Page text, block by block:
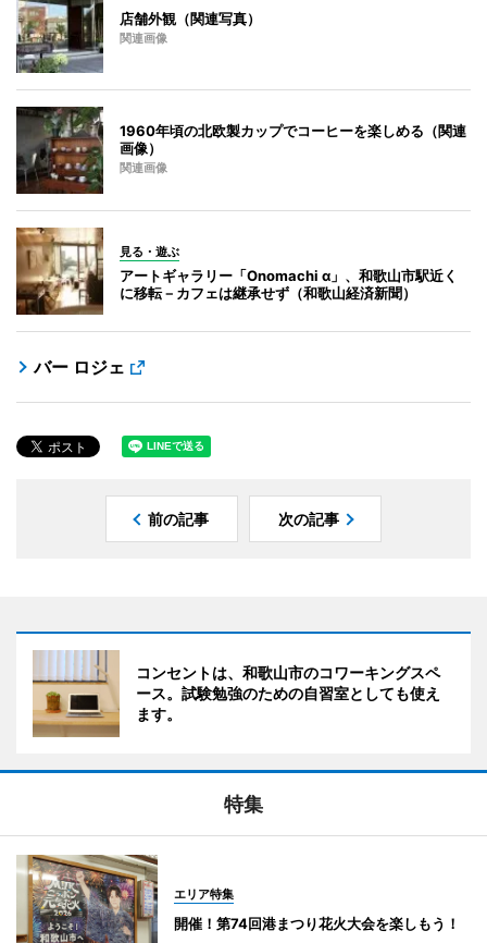
店舗外観（関連写真）
関連画像
1960年頃の北欧製カップでコーヒーを楽しめる（関連
画像）
関連画像
見る・遊ぶ
アートギャラリー「Onomachi α」、和歌山市駅近く
に移転－カフェは継承せず（和歌山経済新聞）
バー ロジェ
前の記事 次の記事
コンセントは、和歌山市のコワーキングスペ
ース。試験勉強のための自習室としても使え
ます。
特集
エリア特集
開催！第74回港まつり花火大会を楽しもう！